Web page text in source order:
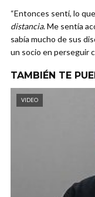
“Entonces sentí, lo
distancia. Me sentía
sabía mucho de sus
un socio en perseguir
TAMBIÉN TE
VIDEO